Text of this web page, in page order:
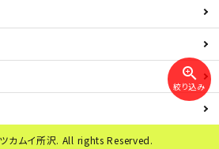
zoom_in
絞り込み
カムイ所沢. All rights Reserved.